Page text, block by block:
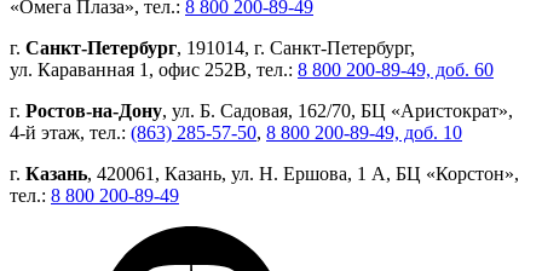
«Омега Плаза», тел.: 8 800 200-89-49
г. Санкт-Петербург, 191014, г. Санкт-Петербург,
ул. Караванная 1, офис 252В, тел.: 8 800 200-89-49, доб. 60
г. Ростов-на-Дону, ул. Б. Садовая, 162/70, БЦ «Аристократ»,
4-й этаж, тел.: (863) 285-57-50, 8 800 200-89-49, доб. 10
г. Казань, 420061, Казань, ул. Н. Ершова, 1 А, БЦ «Корстон»,
тел.: 8 800 200-89-49